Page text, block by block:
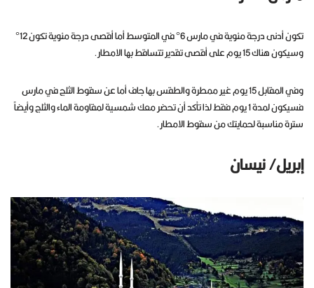
تكون أدنى درجة مئوية في مارس 6° في المتوسط أما أقصى درجة مئوية تكون 12°
وسيكون هناك 15 يوم على أقصى تقدير تتساقط بها الامطار.
وفي المقابل 15 يوم غير ممطرة والطقس بها جاف أما عن سقوط الثلج في مارس
فسيكون لمدة 1 يوم فقط لذا تأكد أن تحضر معك شمسية لمقاومة الماء والثلج وأيضاً
سترة مناسبة لحمايتك من سقوط الامطار.
إبريل/ نيسان